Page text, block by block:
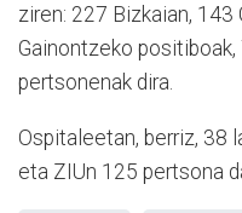
ziren: 227 Bizkaian, 143
Gainontzeko positiboak,
pertsonenak dira.
Ospitaleetan, berriz, 38
eta ZIUn 125 pertsona